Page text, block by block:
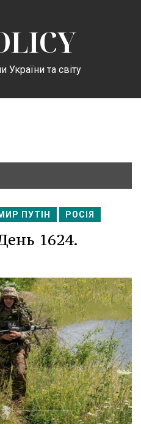
України та світу
ПУТІН РОСІЯ
1624.